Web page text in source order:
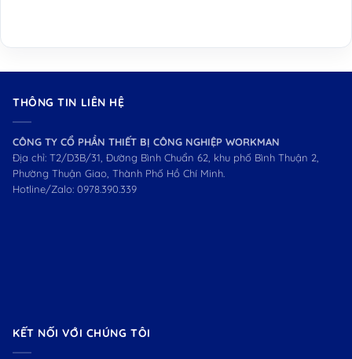
THÔNG TIN LIÊN HỆ
CÔNG TY CỔ PHẦN THIẾT BỊ CÔNG NGHIỆP WORKMAN
Địa chỉ: T2/D3B/31, Đường Bình Chuẩn 62, khu phố Bình Thuận 2,
Phường Thuận Giao, Thành Phố Hồ Chí Minh.
Hotline/Zalo: 0978.390.339
KẾT NỐI VỚI CHÚNG TÔI